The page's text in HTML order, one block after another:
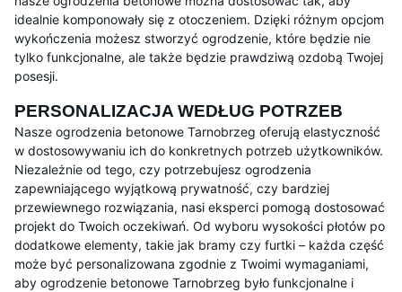
idealnie komponowały się z otoczeniem. Dzięki różnym opcjom
wykończenia możesz stworzyć ogrodzenie, które będzie nie
tylko funkcjonalne, ale także będzie prawdziwą ozdobą Twojej
posesji.
PERSONALIZACJA WEDŁUG POTRZEB
Nasze ogrodzenia betonowe Tarnobrzeg oferują elastyczność
w dostosowywaniu ich do konkretnych potrzeb użytkowników.
Niezależnie od tego, czy potrzebujesz ogrodzenia
zapewniającego wyjątkową prywatność, czy bardziej
przewiewnego rozwiązania, nasi eksperci pomogą dostosować
projekt do Twoich oczekiwań. Od wyboru wysokości płotów po
dodatkowe elementy, takie jak bramy czy furtki – każda część
może być personalizowana zgodnie z Twoimi wymaganiami,
aby ogrodzenie betonowe Tarnobrzeg było funkcjonalne i